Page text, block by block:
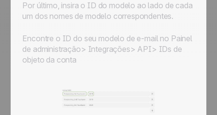
Por último, insira o ID do modelo ao lado de cada
um dos nomes de modelo correspondentes.
Encontre o ID do seu modelo de e-mail no Painel
de administração> Integrações> API> IDs de
objeto da conta